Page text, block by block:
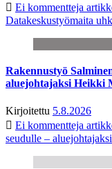
Ei kommentteja
Datakeskustyömaita
Rakennustyö
aluejohtajaksi Heikki
Kirjoitettu 5.8.2026
Ei kommentteja
seudulle –